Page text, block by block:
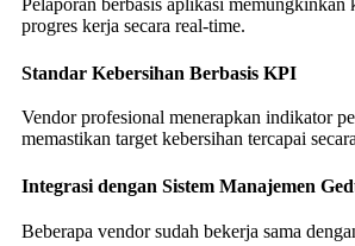
progres kerja secara real-time.
Standar Kebersihan Berbasis KPI
Vendor profesional menerapkan indikator
memastikan target kebersihan tercapai
Integrasi dengan Sistem Manajemen
Beberapa vendor sudah bekerja sama